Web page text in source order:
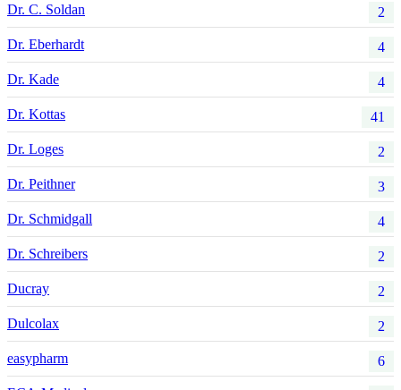
Dr. C. Soldan 2
Dr. Eberhardt 4
Dr. Kade 4
Dr. Kottas 41
Dr. Loges 2
Dr. Peithner 3
Dr. Schmidgall 4
Dr. Schreibers 2
Ducray 2
Dulcolax 2
easypharm 6